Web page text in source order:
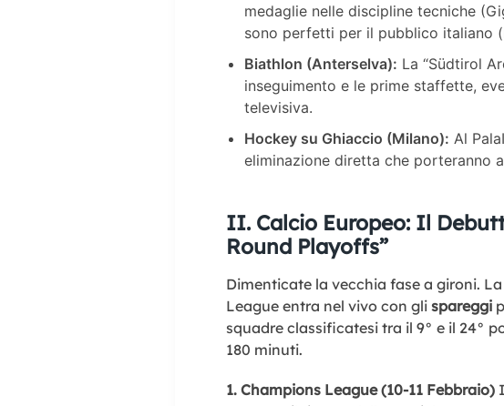
medaglie nelle discipline tecniche
sono perfetti per il pubblico italiano
Biathlon (Anterselva): La “Südtirol
inseguimento e le prime staffette,
televisiva.
Hockey su Ghiaccio (Milano): Al
eliminazione diretta che porteranno
II. Calcio Europeo: Il
Round Playoffs”
Dimenticate la vecchia fase a gironi.
League entra nel vivo con gli spareggi
squadre classificatesi tra il 9° e il 24°
180 minuti.
1. Champions League (10-11 Febbraio)